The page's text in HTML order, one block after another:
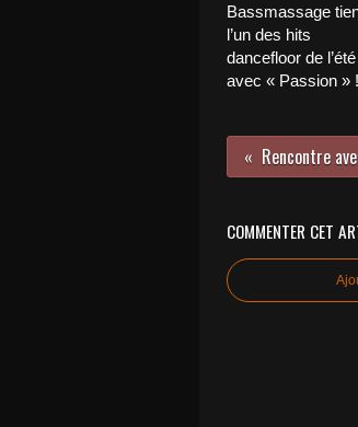
Bassmassage
l’un des hits
dancefloor de l’été
avec « Passion » !
COMMENTER CET